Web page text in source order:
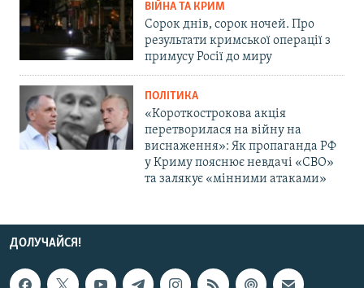
ВІЙНА ТА КРИМ
Сорок днів, сорок ночей. Про
результати кримської операції з
примусу Росії до миру
ПОЛІТИКА
«Короткострокова акція
перетворилася на війну на
виснаження»: Як пропаганда РФ
у Криму пояснює невдачі «СВО»
та залякує «мінними атаками»
ДОЛУЧАЙСЯ!